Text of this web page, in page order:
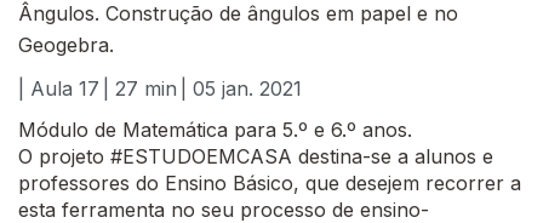
Ângulos. Construção de ângulos em papel e no
Geogebra.
| Aula 17
| 27 min
| 05 jan. 2021
Módulo de Matemática para 5.º e 6.º anos.
O projeto #ESTUDOEMCASA destina-se a alunos e
professores do Ensino Básico, que desejem recorrer a
esta ferramenta no seu processo de ensino-